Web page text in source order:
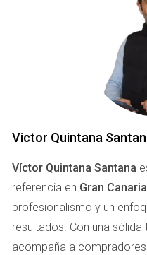
que no estás solo en este
concretos que puedes
EVALUACIÓN
implica analizar los
reflexionar sobre cómo
agencia.
Análisis de
Victor Quintana
Víctor Quintana Santana
referencia en Gran Canaria
profesionalismo y un
resultados. Con una
acompaña a